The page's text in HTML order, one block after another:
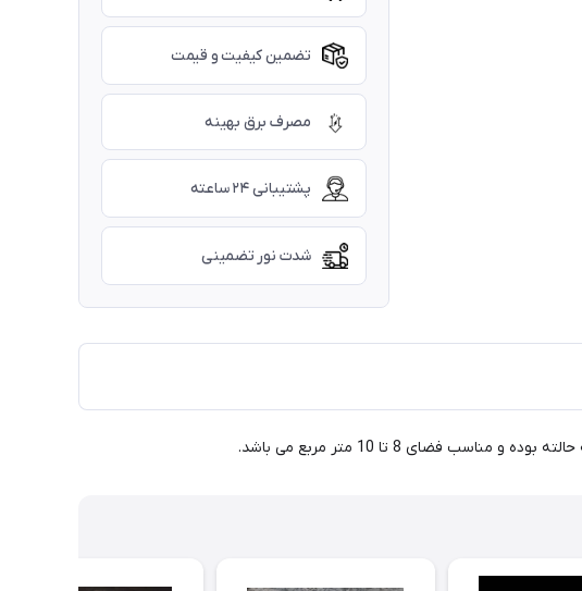
تضمین کیفیت و قیمت
مصرف برق بهینه
پشتیبانی ۲۴ ساعته
شدت نور تضمینی